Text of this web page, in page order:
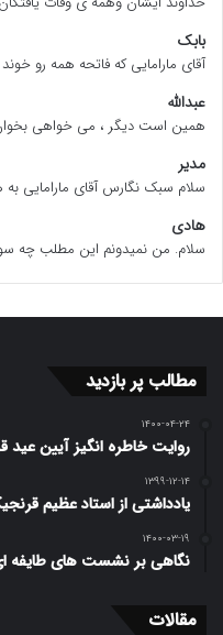
بابک
آقای مارامایی که فاتحه همه رو
عبدالله
همین است دیگر ، می خواهی
مدیر
سلام سبک نگارس آقای مارامایی
هادی
سلام. من نمیدونم این مطلب چه
مطالب پر بازدید
۱۴۰۰-۰۴-۲۴
روایت خاطره انگیز آیین عید
۱۳۹۹-۱۲-۱۴
یادداشتی از استاد عظیم
۱۴۰۰-۰۳-۱۹
نگاهی بر نشست های طایفه
مقالات